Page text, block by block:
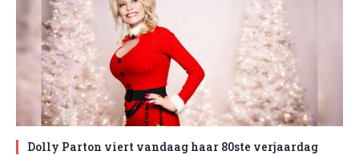
Dolly Parton viert vandaag haar 80ste verjaardag